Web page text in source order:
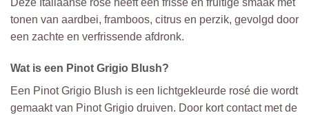
Deze Italiaanse rosé heeft een frisse en fruitige smaak met
tonen van aardbei, framboos, citrus en perzik, gevolgd door
een zachte en verfrissende afdronk.
Wat is een Pinot Grigio Blush?
Een Pinot Grigio Blush is een lichtgekleurde rosé die wordt
gemaakt van Pinot Grigio druiven. Door kort contact met de